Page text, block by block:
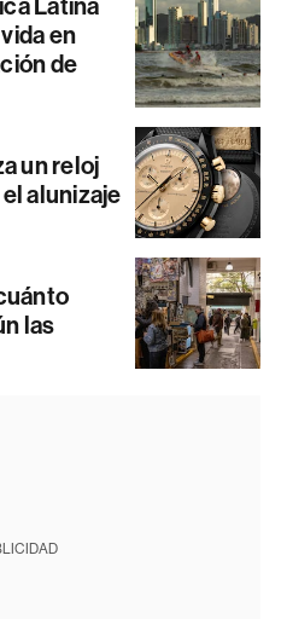
Latina
en
de
un reloj
alunizaje
las